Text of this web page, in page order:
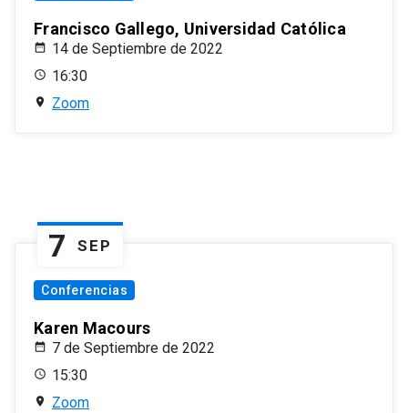
Francisco Gallego, Universidad Católica
14 de Septiembre de 2022
16:30
Zoom
7 SEP
Conferencias
Karen Macours
7 de Septiembre de 2022
15:30
Zoom